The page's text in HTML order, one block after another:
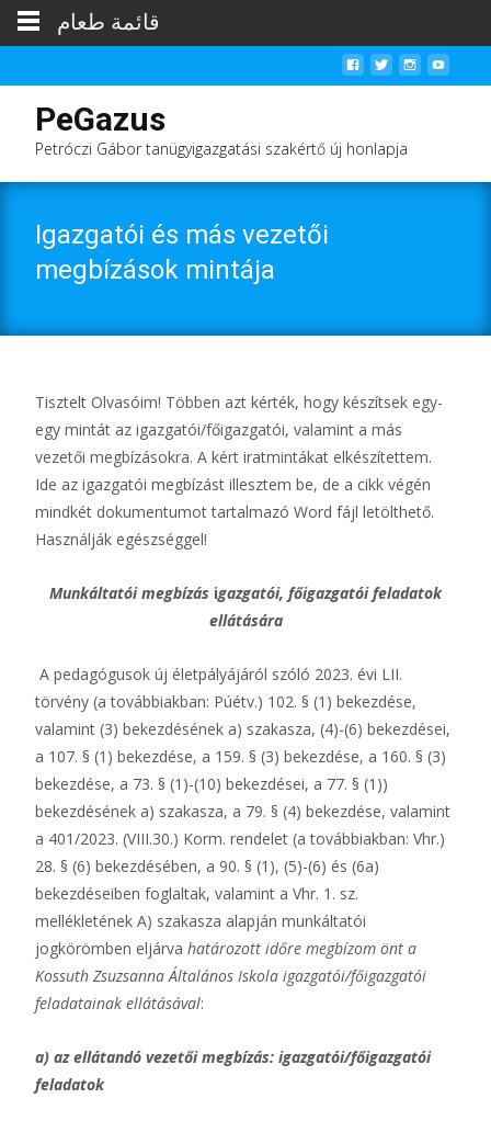
PeGazus
Petróczi Gábor tanügyigazgatási szakértő új honlapja
Igazgatói és más vezetői
megbízások mintája
Tisztelt Olvasóim! Többen azt kérték, hogy készítsek egy-
egy mintát az igazgatói/főigazgatói, valamint a más
vezetői megbízásokra. A kért iratmintákat elkészítettem.
Ide az igazgatói megbízást illesztem be, de a cikk végén
mindkét dokumentumot tartalmazó Word fájl letölthető.
Használják egészséggel!
Munkáltatói megbízás igazgatói, főigazgatói feladatok
ellátására
A pedagógusok új életpályájáról szóló 2023. évi LII.
törvény (a továbbiakban: Púétv.) 102. § (1) bekezdése,
valamint (3) bekezdésének a) szakasza, (4)-(6) bekezdései,
a 107. § (1) bekezdése, a 159. § (3) bekezdése, a 160. § (3)
bekezdése, a 73. § (1)-(10) bekezdései, a 77. § (1))
bekezdésének a) szakasza, a 79. § (4) bekezdése, valamint
a 401/2023. (VIII.30.) Korm. rendelet (a továbbiakban: Vhr.)
28. § (6) bekezdésében, a 90. § (1), (5)-(6) és (6a)
bekezdéseiben foglaltak, valamint a Vhr. 1. sz.
mellékletének A) szakasza alapján munkáltatói
jogkörömben eljárva határozott időre megbízom önt a
Kossuth Zsuzsanna Általános Iskola igazgatói/főigazgatói
feladatainak ellátásával:
a) az ellátandó vezetői megbízás: igazgatói/főigazgatói
feladatok
قائمة طعام